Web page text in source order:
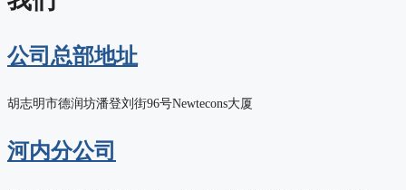
公司总部地址
胡志明市德润坊潘登刘街96号Newtecons大厦
河内分公司